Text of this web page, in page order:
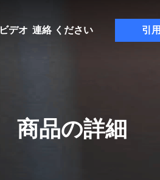
ビデオ 連絡 ください 引用
商品の詳細